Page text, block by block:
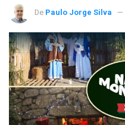
De Paulo Jorge Silva